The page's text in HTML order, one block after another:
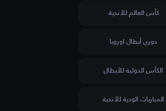
كأس العالم للأندية
دوري أبطال اوروبا
الكأس الدولية للأبطال
المباريات الودية للأندية